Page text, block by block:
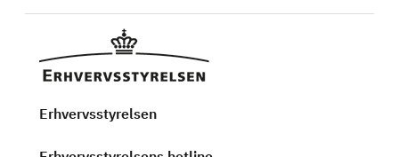
Erhvervsstyrelsen